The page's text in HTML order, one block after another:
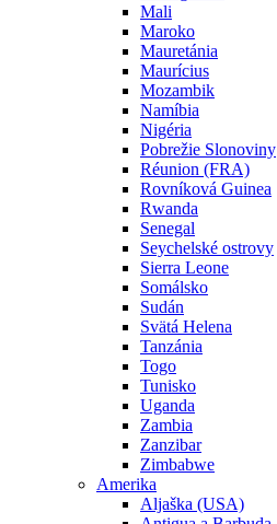
Mali
Maroko
Mauretánia
Maurícius
Mozambik
Namíbia
Nigéria
Pobrežie Slonoviny
Réunion (FRA)
Rovníková Guinea
Rwanda
Senegal
Seychelské ostrovy
Sierra Leone
Somálsko
Sudán
Svätá Helena
Tanzánia
Togo
Tunisko
Uganda
Zambia
Zanzibar
Zimbabwe
Amerika
Aljaška (USA)